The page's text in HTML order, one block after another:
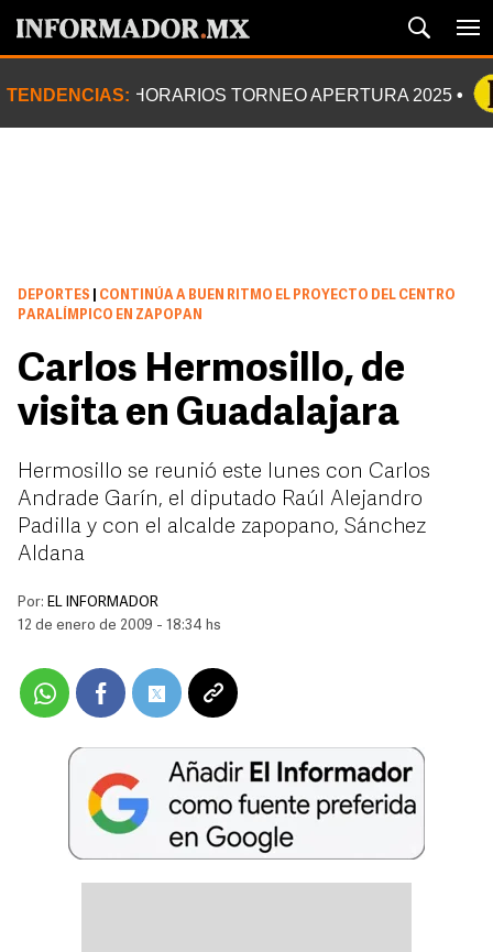
TENDENCIAS: HORARIOS TORNEO APERTURA 2025
DEPORTES
CONTINÚA A BUEN RITMO EL PROYECTO DEL CENTRO
PARALÍMPICO EN ZAPOPAN
Carlos Hermosillo, de
visita en Guadalajara
Hermosillo se reunió este lunes con Carlos
Andrade Garín, el diputado Raúl Alejandro
Padilla y con el alcalde zapopano, Sánchez
Aldana
Por: EL INFORMADOR
12 de enero de 2009 - 18:34 hs